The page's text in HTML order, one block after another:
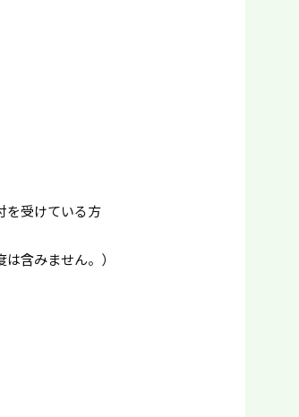
を受けている方
含みません。）